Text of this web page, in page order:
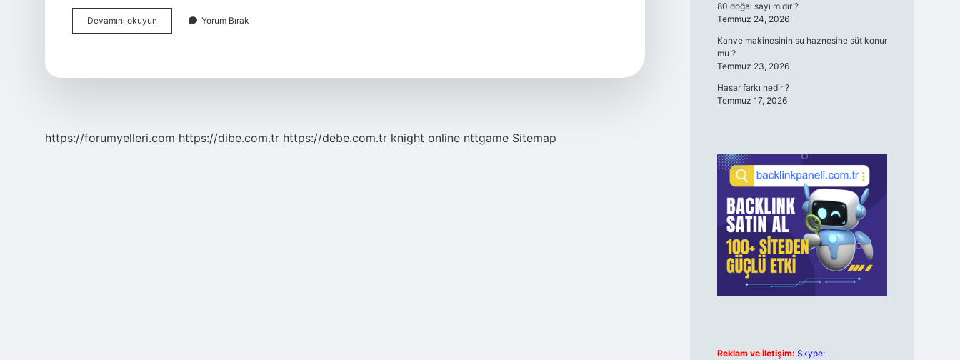
Devamını okuyun
I
Yorum Bırak
https://forumyelleri.com https://dibe.com.tr https://debe.com.tr knight online nttgame Sitemap
80 doğal sayı mıdır ?
Temmuz 24, 2026
Kahve makinesinin su haznesine süt konur
mu ?
Temmuz 23, 2026
Hasar farkı nedir ?
Temmuz 17, 2026
Reklam ve İletişim: Skype: